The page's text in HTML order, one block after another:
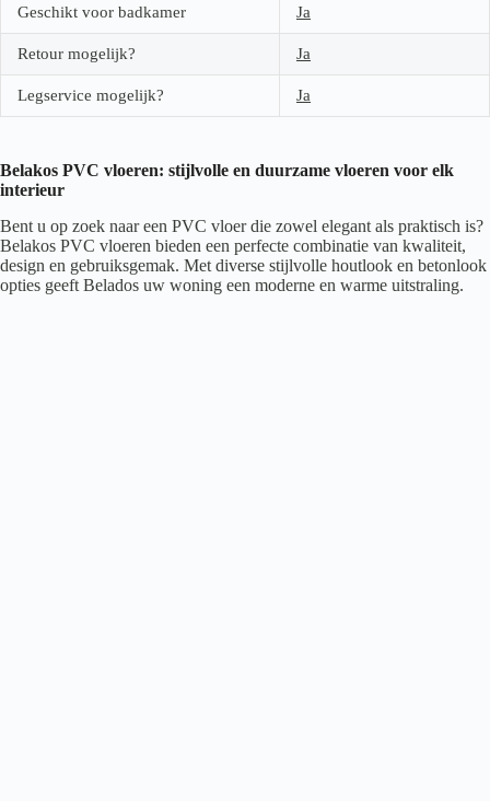
Geschikt voor badkamer Ja
Retour mogelijk? Ja
Legservice mogelijk? Ja
Belakos PVC vloeren: stijlvolle en duurzame vloeren voor elk
interieur
Bent u op zoek naar een PVC vloer die zowel elegant als praktisch is?
Belakos PVC vloeren bieden een perfecte combinatie van kwaliteit,
design en gebruiksgemak. Met diverse stijlvolle houtlook en betonlook
opties geeft Belados uw woning een moderne en warme uitstraling.